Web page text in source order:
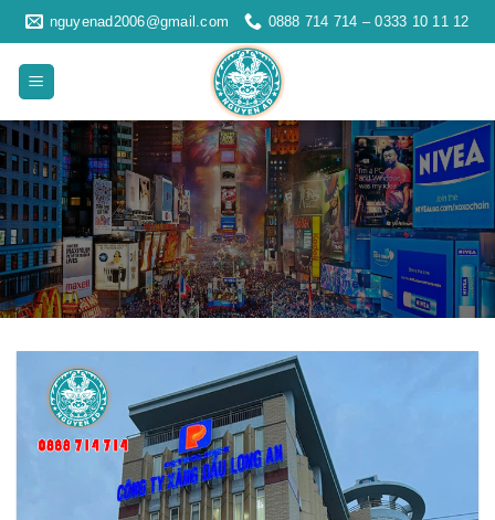
Skip
to
content
nguyenad2006@gmail.com 0888 714 714 – 0333 10 11 12